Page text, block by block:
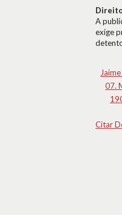
A
exige
07.
Citar